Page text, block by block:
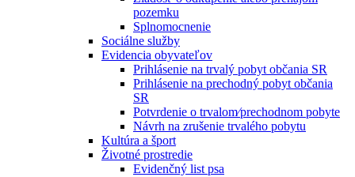
pozemku
Splnomocnenie
Sociálne služby
Evidencia obyvateľov
Prihlásenie na trvalý pobyt občania SR
Prihlásenie na prechodný pobyt občania
SR
Potvrdenie o trvalom⁄prechodnom pobyte
Návrh na zrušenie trvalého pobytu
Kultúra a šport
Životné prostredie
Evidenčný list psa